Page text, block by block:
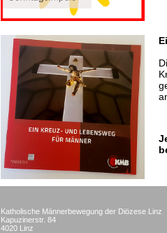
Katholische Männerbewegung der Diözese Linz
Kapuzinerstr. 84
4020 Linz